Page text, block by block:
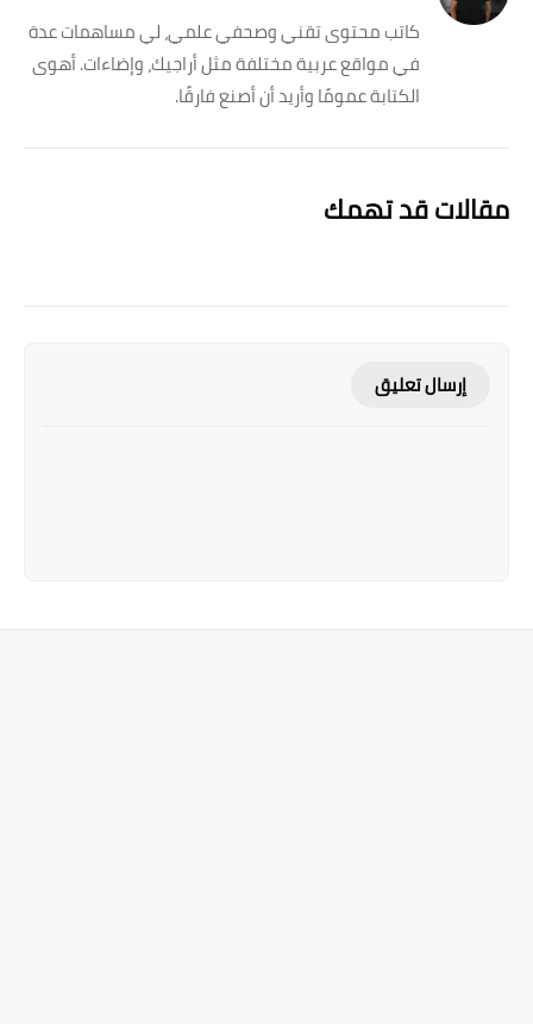
كاتب محتوى تقني وصحفي علمي، لي مساهمات عدة
في مواقع عربية مختلفة مثل أراجيك، وإضاءات. أهوى
الكتابة عمومًا وأريد أن أصنع فارقًا.
مقالات قد تهمك
إرسال تعليق